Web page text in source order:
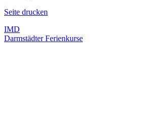
Seite drucken
IMD
Darmstädter Ferienkurse